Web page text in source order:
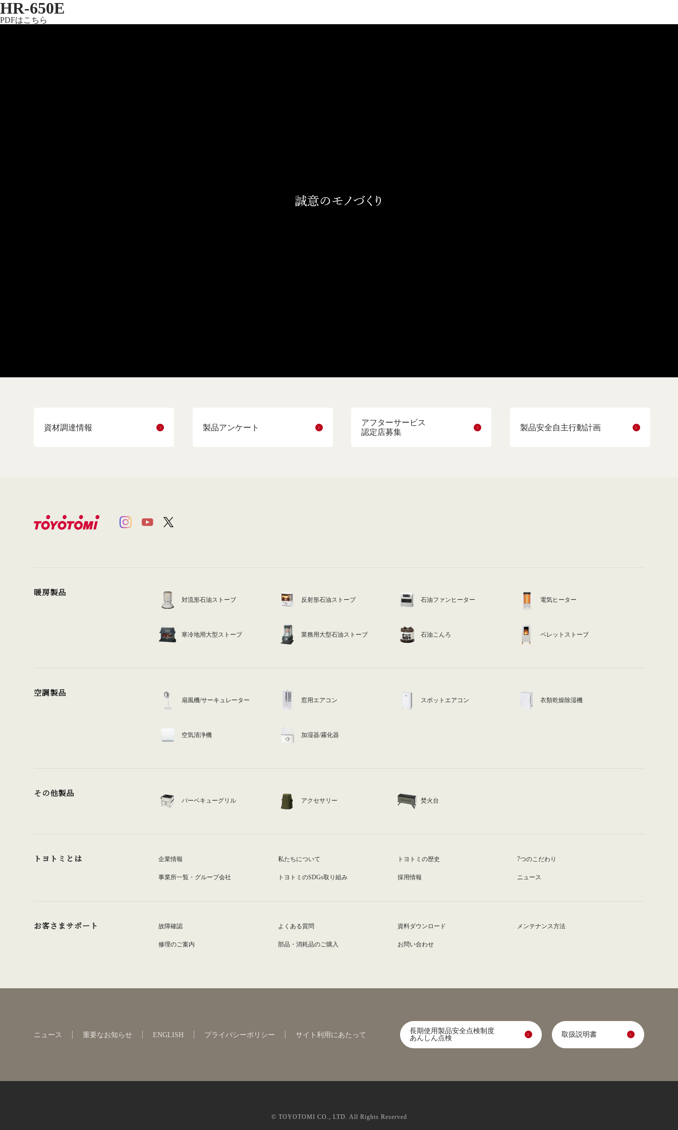
HR-650E
PDFはこちら
資材調達情報 製品アンケート
アフターサービス
認定店募集
製品安全自主行動計画
暖房製品
対流形石油ストーブ 反射形石油ストーブ 石油ファンヒーター 電気ヒーター
寒冷地用大型ストーブ 業務用大型石油ストーブ 石油こんろ ペレットストーブ
空調製品
扇風機/サーキュレーター 窓用エアコン スポットエアコン 衣類乾燥除湿機
空気清浄機 加湿器/霧化器
その他製品
バーベキューグリル アクセサリー 焚火台
トヨトミとは 企業情報 私たちについて トヨトミの歴史 7つのこだわり
事業所一覧・グループ会社 トヨトミのSDGs取り組み 採用情報 ニュース
お客さまサポート 故障確認 よくある質問 資料ダウンロード メンテナンス方法
修理のご案内 部品・消耗品のご購入 お問い合わせ
ニュース 重要なお知らせ ENGLISH プライバシーポリシー サイト利用にあたって
長期使用製品安全点検制度
あんしん点検
取扱説明書
© TOYOTOMI CO., LTD. All Rights Reserved